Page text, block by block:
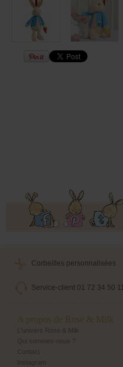
Corbeilles personnalisées
Service-client 01 72 34 50
A propos de Rose & Milk
L'univers Rose & Milk
Qui sommes-nous ?
Contact
Instagram